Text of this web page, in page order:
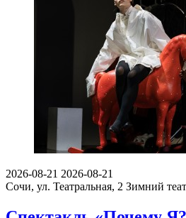
2026-08-21 2026-08-21
Сочи, ул. Театральная, 2 Зимний